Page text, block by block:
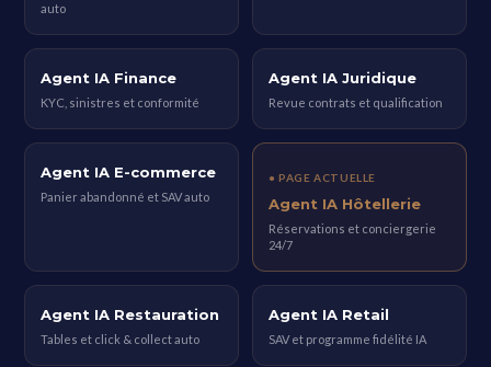
auto
Agent IA Finance
KYC, sinistres et conformité
Agent IA Juridique
Revue contrats et qualification
Agent IA E-commerce
Panier abandonné et SAV auto
● PAGE ACTUELLE
Agent IA Hôtellerie
Réservations et conciergerie
24/7
Agent IA Restauration
Tables et click & collect auto
Agent IA Retail
SAV et programme fidélité IA